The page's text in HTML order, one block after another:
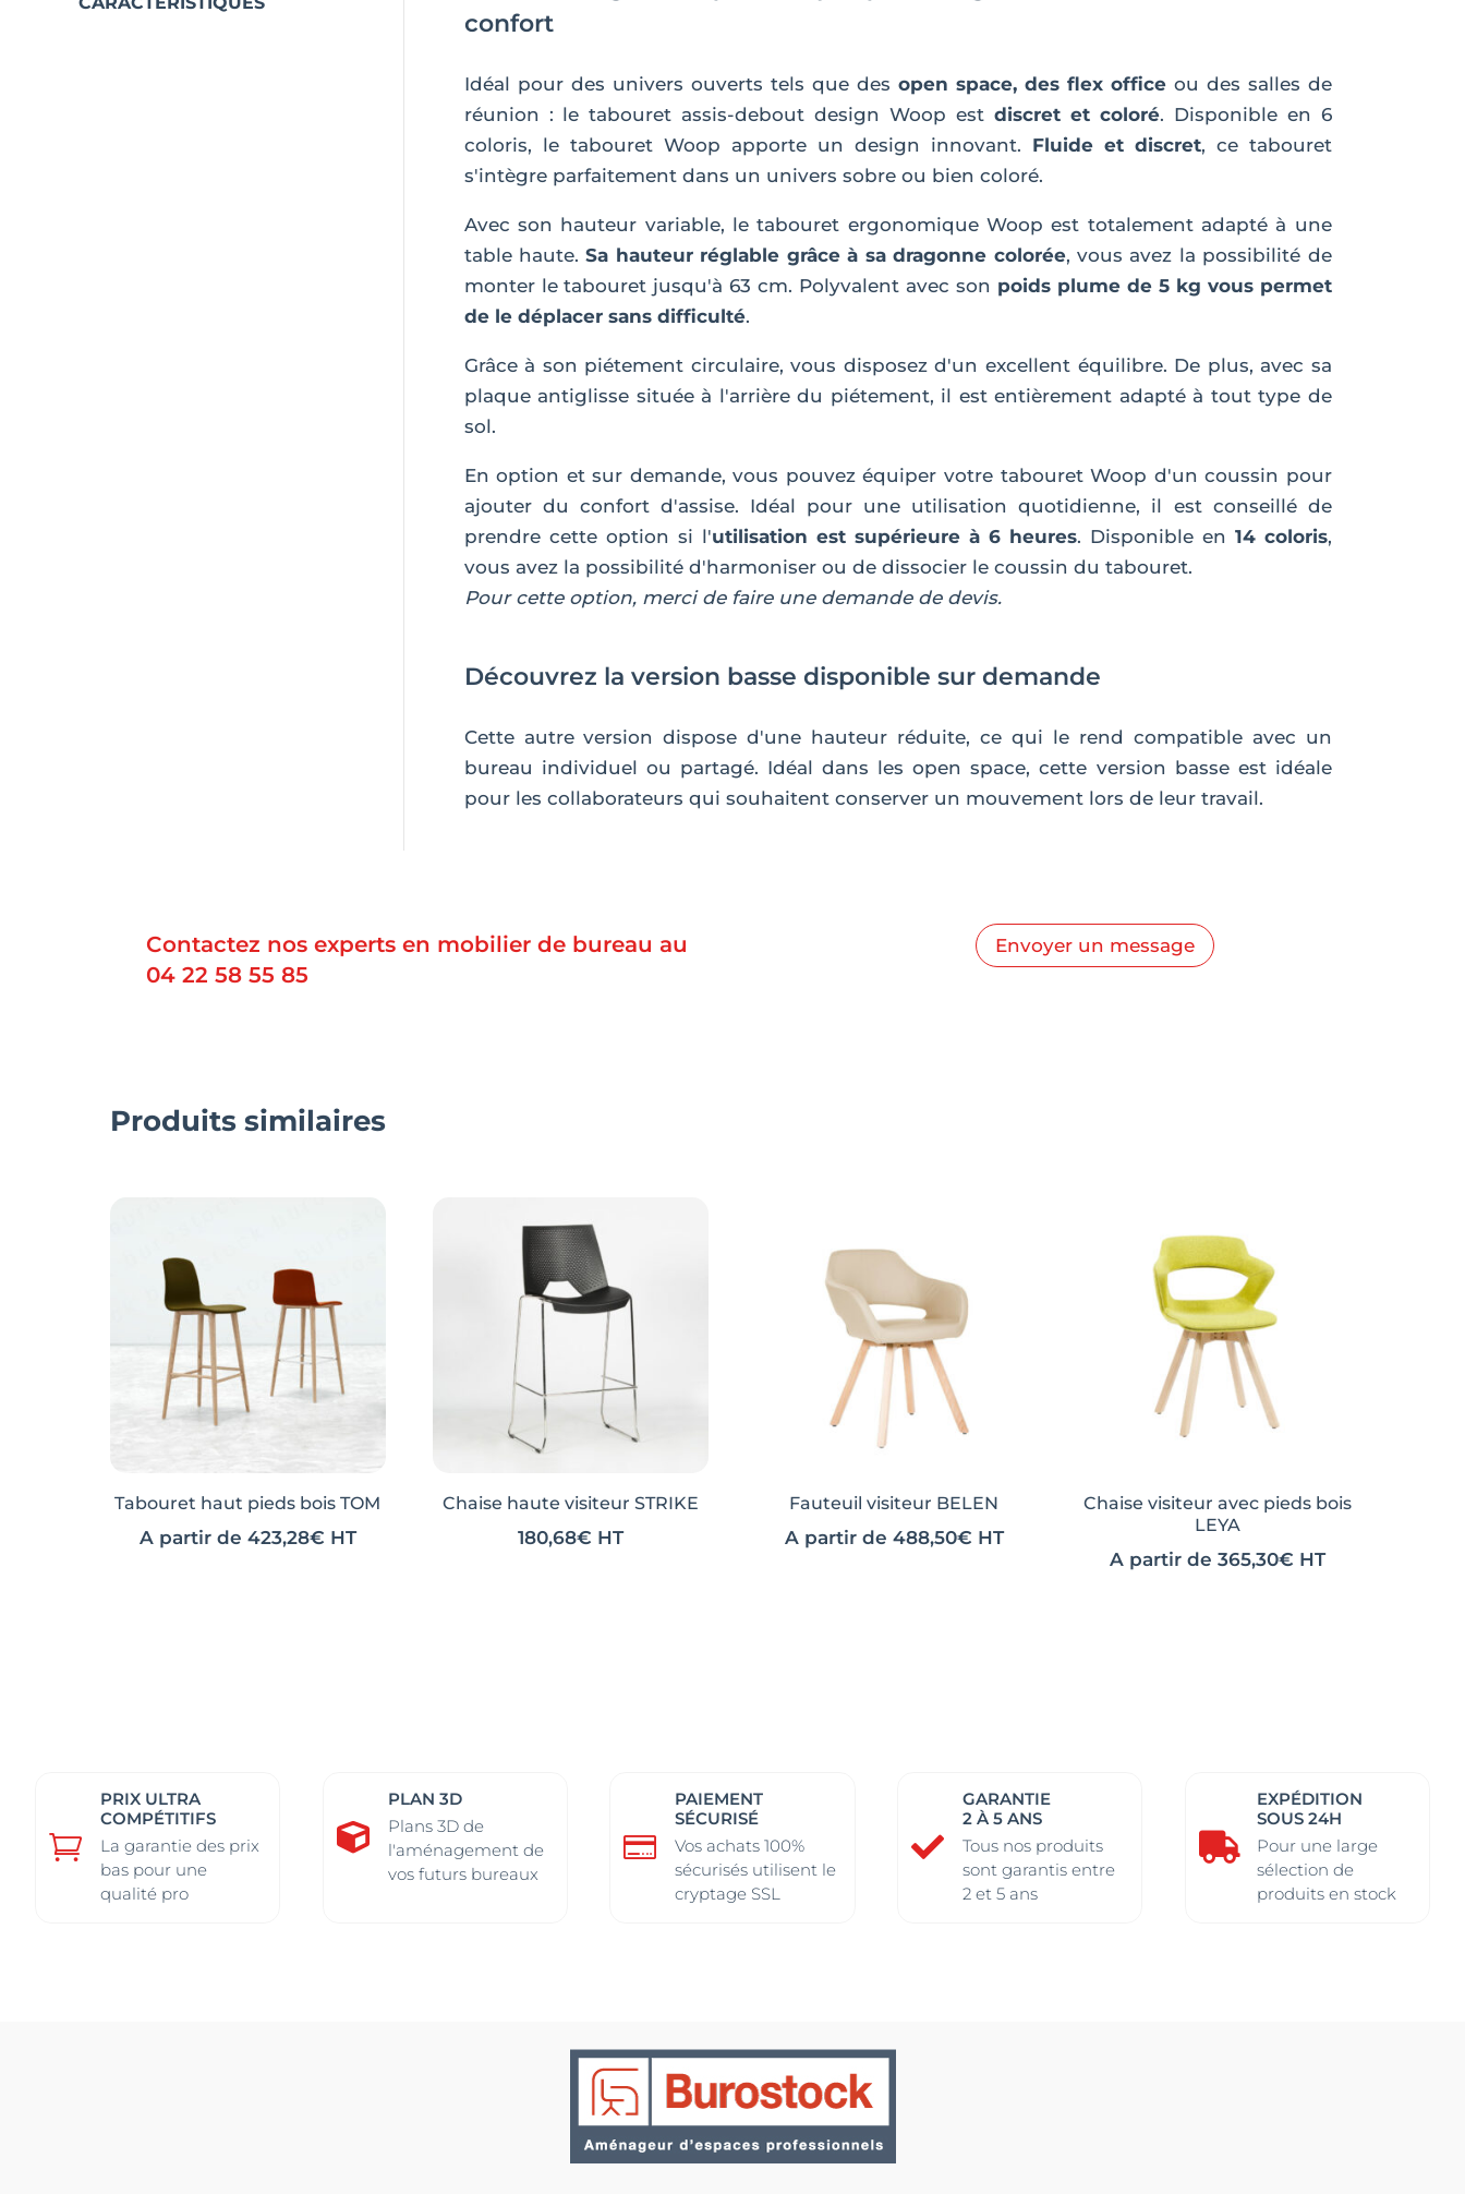
confort
Idéal pour des univers ouverts tels que des open space, des flex officeou des salles de
réunion : le tabouret assis-debout design Woop estdiscret et coloré. Disponible en 6
coloris, le tabouret Woop apporte un design innovant. Fluide et discret, ce tabouret
s'intègre parfaitement dans un univers sobre ou bien coloré.
Avec son hauteur variable, le tabouret ergonomique Woop est totalement adapté à une
table haute.Sa hauteur réglable grâce à sa dragonne colorée, vous avez la possibilité de
monter le tabouret jusqu'à 63 cm. Polyvalent avec son poids plume de 5 kg vous permet
de le déplacer sans difficulté.
Grâce à son piétement circulaire, vous disposez d'un excellent équilibre. De plus, avec sa
plaque antiglisse située à l'arrière du piétement, il est entièrement adapté à tout type de
sol.
En option et sur demande, vous pouvez équiper votre tabouret Woop d'un coussin pour
ajouter du confort d'assise. Idéal pour une utilisation quotidienne, il est conseillé de
prendre cette option si l'utilisation est supérieure à 6 heures. Disponible en 14 coloris,
vous avez la possibilité d'harmoniser ou de dissocier le coussin du tabouret.
Pour cette option, merci de faire une demande de devis.
Découvrez la version basse disponible sur demande
Cette autre version dispose d'une hauteur réduite, ce qui le rend compatible avec un
bureau individuel ou partagé. Idéal dans les open space, cette version basse est idéale
pour les collaborateurs qui souhaitent conserver un mouvement lors de leur travail.
Contactez nos experts en mobilier de bureau au
04 22 58 55 85
Envoyer un message
Produits similaires
Tabouret haut pieds bois TOM
A partir de 423,28€ HT
être
choisies
sur
la
page
être
choisies
sur
la
page
Chaise haute visiteur STRIKE
180,68€ HT
être
choisies
sur
la
être
choisies
sur
la
Fauteuil visiteur BELEN
A partir de 488,50€ HT
être
choisies
sur
la
page
être
choisies
sur
la
page
Chaise visiteur avec pieds bois
LEYA
A partir de 365,30€ HT

PRIX ULTRA
COMPÉTITIFS
La garantie des prix
bas pour une
qualité pro

PLAN 3D
Plans 3D de
l'aménagement de
vos futurs bureaux

PAIEMENT
SÉCURISÉ
Vos achats 100%
sécurisés utilisent le
cryptage SSL

GARANTIE
2 À 5 ANS
Tous nos produits
sont garantis entre
2 et 5 ans

EXPÉDITION
SOUS 24H
Pour une large
sélection de
produits en stock